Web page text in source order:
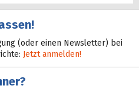
(oder einen Newsletter) bei
Jetzt anmelden!